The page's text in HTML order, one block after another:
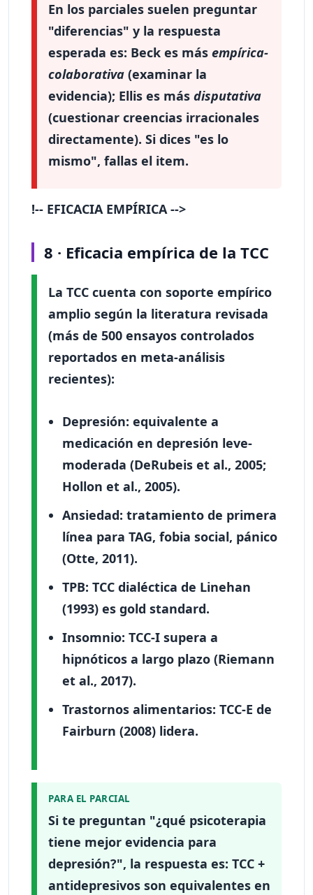
En los parciales suelen preguntar
"diferencias" y la respuesta
esperada es: Beck es más empírica-
colaborativa (examinar la
evidencia); Ellis es más disputativa
(cuestionar creencias irracionales
directamente). Si dices "es lo
mismo", fallas el item.
!-- EFICACIA EMPÍRICA -->
8 · Eficacia empírica de la TCC
La TCC cuenta con soporte empírico
amplio según la literatura revisada
(más de 500 ensayos controlados
reportados en meta-análisis
recientes):
Depresión: equivalente a
medicación en depresión leve-
moderada (DeRubeis et al., 2005;
Hollon et al., 2005).
Ansiedad: tratamiento de primera
línea para TAG, fobia social, pánico
(Otte, 2011).
TPB: TCC dialéctica de Linehan
(1993) es gold standard.
Insomnio: TCC-I supera a
hipnóticos a largo plazo (Riemann
et al., 2017).
Trastornos alimentarios: TCC-E de
Fairburn (2008) lidera.
PARA EL PARCIAL
Si te preguntan "¿qué psicoterapia
tiene mejor evidencia para
depresión?", la respuesta es: TCC +
antidepresivos son equivalentes en